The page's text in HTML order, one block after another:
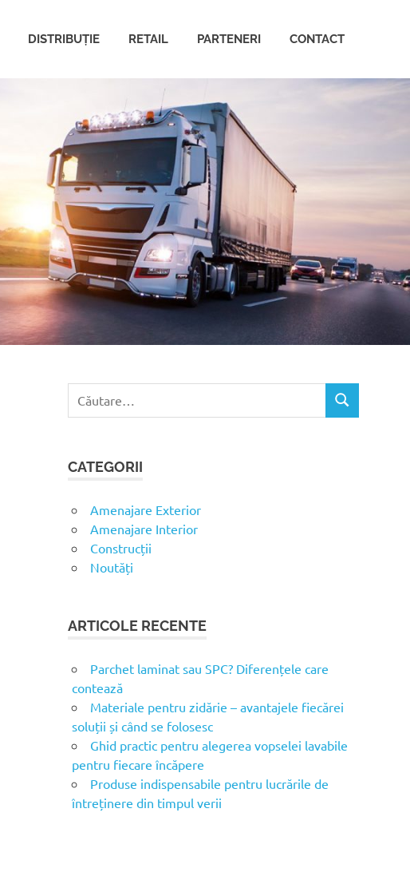
DISTRIBUȚIE RETAIL PARTENERI CONTACT
ă
u
p
ă
:
C
CATEGORII
Amenajare Exterior
Amenajare Interior
Construcții
Noutăți
ARTICOLE RECENTE
Parchet laminat sau SPC? Diferențele care
contează
Materiale pentru zidărie – avantajele fiecărei
soluții și când se folosesc
Ghid practic pentru alegerea vopselei lavabile
pentru fiecare încăpere
Produse indispensabile pentru lucrările de
întreținere din timpul verii